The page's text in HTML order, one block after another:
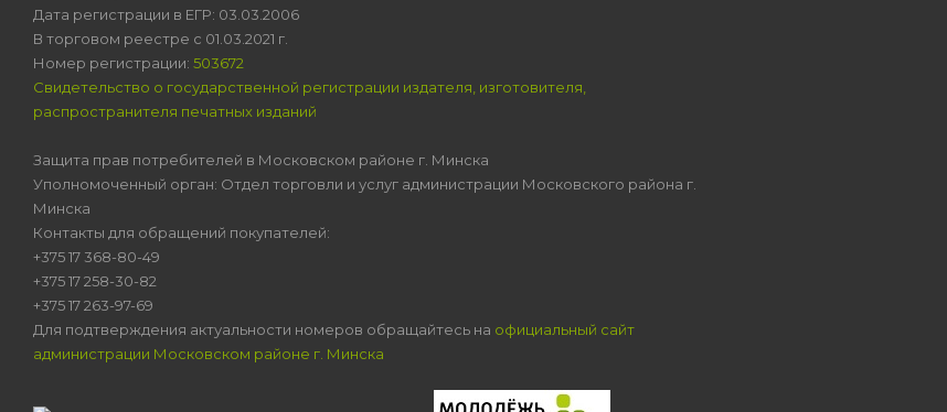
Дата регистрации в ЕГР: 03.03.2006
В торговом реестре с 01.03.2021 г.
Номер регистрации: 503672
Свидетельство о государственной регистрации издателя, изготовителя,
распространителя печатных изданий
Защита прав потребителей в Московском районе г. Минска
Уполномоченный орган: Отдел торговли и услуг администрации Московского района г.
Минска
Контакты для обращений покупателей:
+375 17 368-80-49
+375 17 258-30-82
+375 17 263-97-69
Для подтверждения актуальности номеров обращайтесь на официальный сайт
администрации Московском районе г. Минска